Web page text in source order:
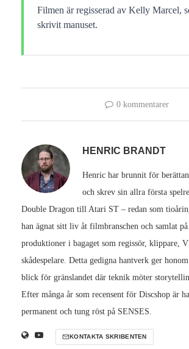
Filmen är regisserad av Kelly Marcel,
skrivit manuset.
0 kommentarer
HENRIC BRANDT
Henric har brunnit för
och skrev sin allra första
Double Dragon till Atari ST – redan som
han ägnat sitt liv åt filmbranschen och samlat
produktioner i bagaget som regissör, klippare,
skådespelare. Detta gedigna hantverk ger
blick för gränslandet där teknik möter
Efter många år som recensent för Discshop är
permanent och tung röst på SENSES.
KONTAKTA SKRIBENTEN